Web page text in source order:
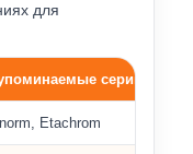
для
серии
Etachrom